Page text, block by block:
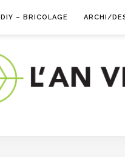
DIY – BRICOLAGE ARCHI/